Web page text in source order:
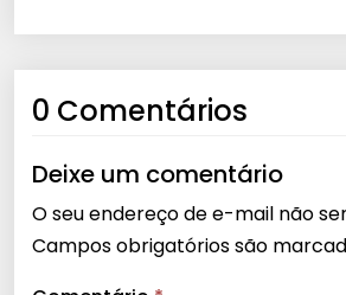
0 Comentários
Deixe um comentário
O seu endereço de e-mail não
Campos obrigatórios são